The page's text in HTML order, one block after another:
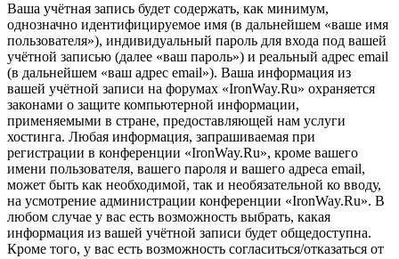
Ваша учётная запись будет содержать, как минимум,
однозначно идентифицируемое имя (в дальнейшем «ваше имя
пользователя»), индивидуальный пароль для входа под вашей
учётной записью (далее «ваш пароль») и реальный адрес email
(в дальнейшем «ваш адрес email»). Ваша информация из
вашей учётной записи на форумах «IronWay.Ru» охраняется
законами о защите компьютерной информации,
применяемыми в стране, предоставляющей нам услуги
хостинга. Любая информация, запрашиваемая при
регистрации в конференции «IronWay.Ru», кроме вашего
имени пользователя, вашего пароля и вашего адреса email,
может быть как необходимой, так и необязательной ко вводу,
на усмотрение администрации конференции «IronWay.Ru». В
любом случае у вас есть возможность выбрать, какая
информация из вашей учётной записи будет общедоступна.
Кроме того, у вас есть возможность согласиться/отказаться от